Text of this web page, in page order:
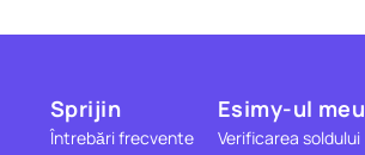
Sprijin
Întrebări frecvente
Esimy-ul meu
Verificarea soldului